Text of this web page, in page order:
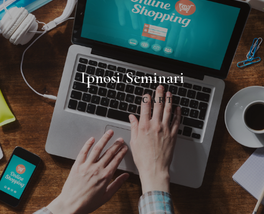
Ipnosi Seminari
VIEW CART